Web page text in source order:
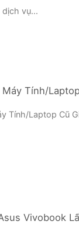
vụ...
Tính/
Tính/Laptop Cũ
Vivobook